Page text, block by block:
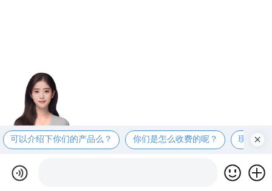
可以介绍下你们的产品么？ 你们是怎么收费的呢？ 现在有